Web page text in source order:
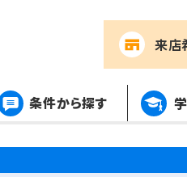
来店
条件から探す